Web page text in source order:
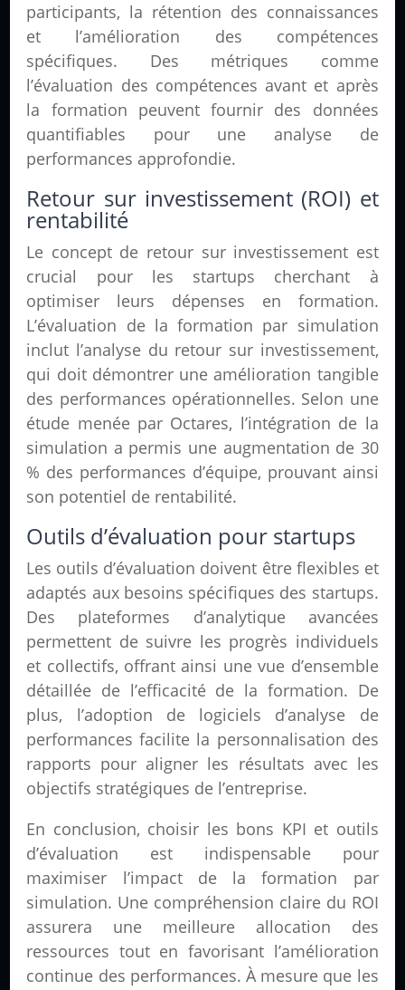
participants, la rétention des connaissances
et l’amélioration des compétences
spécifiques. Des métriques comme
l’évaluation des compétences avant et après
la formation peuvent fournir des données
quantifiables pour une analyse de
performances approfondie.
Retour sur investissement (ROI) et
rentabilité
Le concept de retour sur investissement est
crucial pour les startups cherchant à
optimiser leurs dépenses en formation.
L’évaluation de la formation par simulation
inclut l’analyse du retour sur investissement,
qui doit démontrer une amélioration tangible
des performances opérationnelles. Selon une
étude menée par Octares, l’intégration de la
simulation a permis une augmentation de 30
% des performances d’équipe, prouvant ainsi
son potentiel de rentabilité.
Outils d’évaluation pour startups
Les outils d’évaluation doivent être flexibles et
adaptés aux besoins spécifiques des startups.
Des plateformes d’analytique avancées
permettent de suivre les progrès individuels
et collectifs, offrant ainsi une vue d’ensemble
détaillée de l’efficacité de la formation. De
plus, l’adoption de logiciels d’analyse de
performances facilite la personnalisation des
rapports pour aligner les résultats avec les
objectifs stratégiques de l’entreprise.
En conclusion, choisir les bons KPI et outils
d’évaluation est indispensable pour
maximiser l’impact de la formation par
simulation. Une compréhension claire du ROI
assurera une meilleure allocation des
ressources tout en favorisant l’amélioration
continue des performances. À mesure que les